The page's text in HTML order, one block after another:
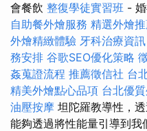
會餐飲 整復學徒實習班 -
自助餐外燴服務 精選外燴
外燴精緻體驗 牙科治療資訊
務安排 谷歌SEO優化策略
姦蒐證流程 推薦徵信社 台
精美外燴點心品項 台北優
油壓按摩 坦陀羅教導性，
能夠透過將性能量引導到